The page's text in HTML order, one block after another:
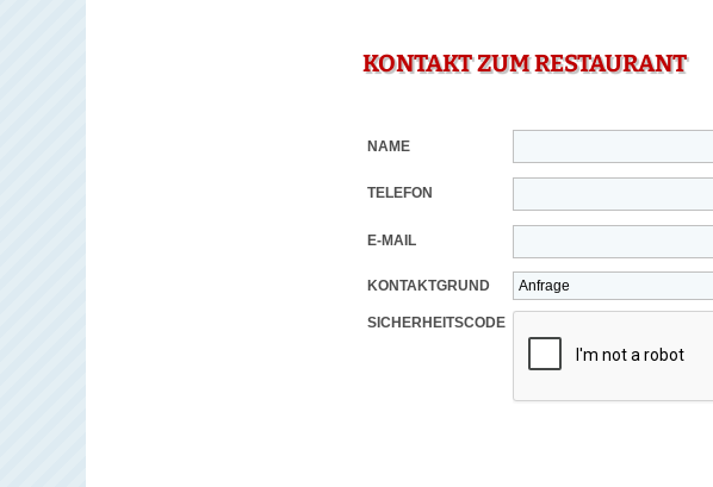
KONTAKT ZUM RESTAURANT
NAME
TELEFON
E-MAIL
KONTAKTGRUND
SICHERHEITSCODE